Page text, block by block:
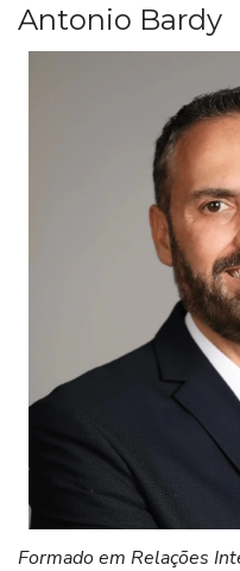
Antonio Bardy
Formado em Relações